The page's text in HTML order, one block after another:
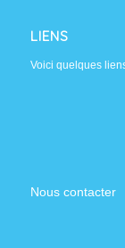
LIENS
Voici quelques
Nous contacter